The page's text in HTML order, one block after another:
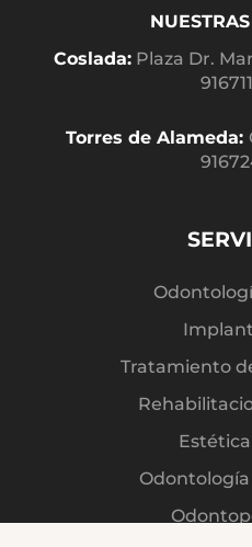
Coslada: Plaza Dr.
Torres de Alameda:
Tratamiento